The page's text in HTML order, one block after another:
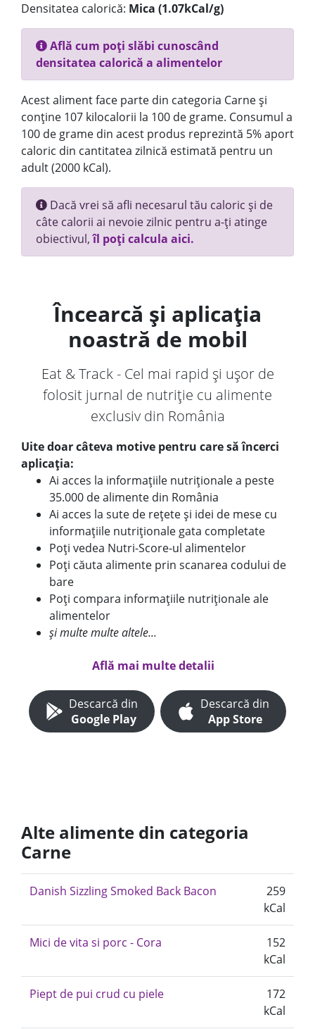
Densitatea calorică: Mica (1.07kCal/g)
Află cum poți slăbi cunoscând
densitatea calorică a alimentelor
Acest aliment face parte din categoria Carne și
conține 107 kilocalorii la 100 de grame. Consumul a
100 de grame din acest produs reprezintă 5% aport
caloric din cantitatea zilnică estimată pentru un
adult (2000 kCal).
Dacă vrei să afli necesarul tău caloric și de
câte calorii ai nevoie zilnic pentru a-ți atinge
obiectivul,îl poți calcula aici.
Încearcă și aplicația
noastră de mobil
Eat & Track - Cel mai rapid și ușor de
folosit jurnal de nutriție cu alimente
exclusiv din România
Uite doar câteva motive pentru care să încerci
aplicația:
Ai acces la informațiile nutriționale a peste
35.000 de alimente din România
Ai acces la sute de rețete și idei de mese cu
informațiile nutriționale gata completate
Poți vedea Nutri-Score-ul alimentelor
Poți căuta alimente prin scanarea codului de
bare
Poți compara informațiile nutriționale ale
alimentelor
și multe multe altele...
Află mai multe detalii
Descarcă din
Google Play
Descarcă din
App Store
Alte alimente din categoria
Carne
Danish Sizzling Smoked Back Bacon
259
kCal
Mici de vita si porc - Cora
152
kCal
Piept de pui crud cu piele
172
kCal